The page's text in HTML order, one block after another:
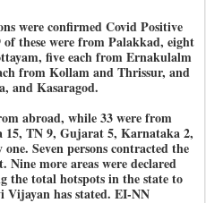
were confirmed Covid Positive
of these were from Palakkad, eight
five each from Ernakulalm
from Kollam and Thrissur, and
and Kasaragod.
abroad, while 33 were from
15, TN 9, Gujarat 5, Karnataka 2,
Seven persons contracted the
Nine more areas were declared
the total hotspots in the state to
has stated. EI-NN